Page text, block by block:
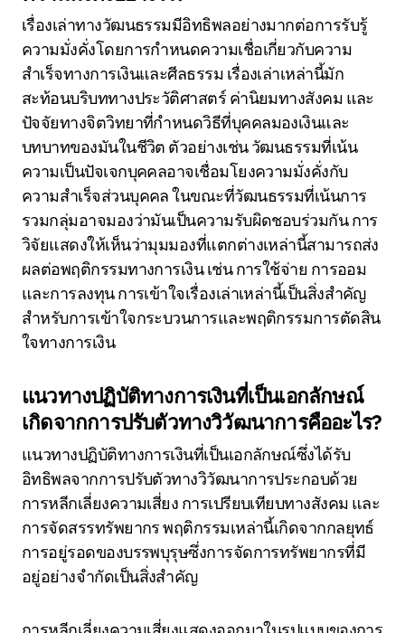
เรื่องเล่าทางวัฒนธรรมมีอิทธิพลอย่างมากต่อการรับรู้
ความมั่งคั่งโดยการกำหนดความเชื่อเกี่ยวกับความ
สำเร็จทางการเงินและศีลธรรม เรื่องเล่าเหล่านี้มัก
สะท้อนบริบททางประวัติศาสตร์ ค่านิยมทางสังคม และ
ปัจจัยทางจิตวิทยาที่กำหนดวิธีที่บุคคลมองเงินและ
บทบาทของมันในชีวิต ตัวอย่างเช่น วัฒนธรรมที่เน้น
ความเป็นปัจเจกบุคคลอาจเชื่อมโยงความมั่งคั่งกับ
ความสำเร็จส่วนบุคคล ในขณะที่วัฒนธรรมที่เน้นการ
รวมกลุ่มอาจมองว่ามันเป็นความรับผิดชอบร่วมกัน การ
วิจัยแสดงให้เห็นว่ามุมมองที่แตกต่างเหล่านี้สามารถส่ง
ผลต่อพฤติกรรมทางการเงิน เช่น การใช้จ่าย การออม
และการลงทุน การเข้าใจเรื่องเล่าเหล่านี้เป็นสิ่งสำคัญ
สำหรับการเข้าใจกระบวนการและพฤติกรรมการตัดสิน
ใจทางการเงิน
แนวทางปฏิบัติทางการเงินที่เป็นเอกลักษณ์
เกิดจากการปรับตัวทางวิวัฒนาการคืออะไร?
แนวทางปฏิบัติทางการเงินที่เป็นเอกลักษณ์ซึ่งได้รับ
อิทธิพลจากการปรับตัวทางวิวัฒนาการประกอบด้วย
การหลีกเลี่ยงความเสี่ยง การเปรียบเทียบทางสังคม และ
การจัดสรรทรัพยากร พฤติกรรมเหล่านี้เกิดจากกลยุทธ์
การอยู่รอดของบรรพบุรุษซึ่งการจัดการทรัพยากรที่มี
อยู่อย่างจำกัดเป็นสิ่งสำคัญ